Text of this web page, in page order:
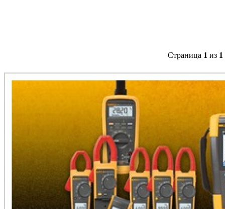
Страница 1 из 1